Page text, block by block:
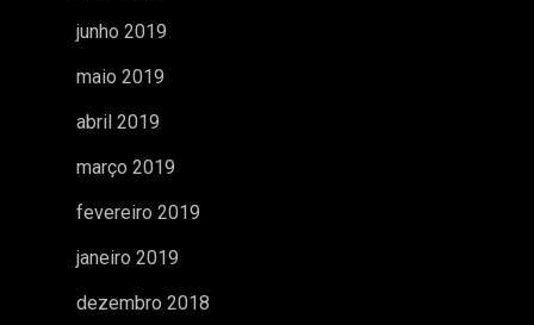
junho 2019
maio 2019
abril 2019
março 2019
fevereiro 2019
janeiro 2019
dezembro 2018